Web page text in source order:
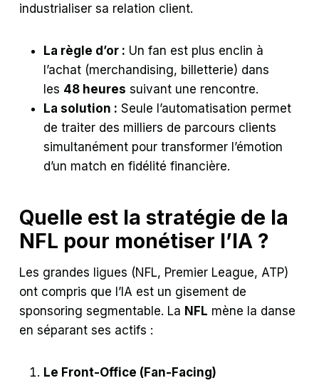
industrialiser sa relation client.
La règle d’or : Un fan est plus enclin à
l’achat (merchandising, billetterie) dans
les 48 heures suivant une rencontre.
La solution : Seule l’automatisation permet
de traiter des milliers de parcours clients
simultanément pour transformer l’émotion
d’un match en fidélité financière.
Quelle est la stratégie de la
NFL pour monétiser l’IA ?
Les grandes ligues (NFL, Premier League, ATP)
ont compris que l’IA est un gisement de
sponsoring segmentable. La NFL mène la danse
en séparant ses actifs :
Le Front-Office (Fan-Facing)